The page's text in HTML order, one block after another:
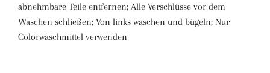
abnehmbare Teile entfernen; Alle Verschlüsse vor dem
Waschen schließen; Von links waschen und bügeln; Nur
Colorwaschmittel verwenden